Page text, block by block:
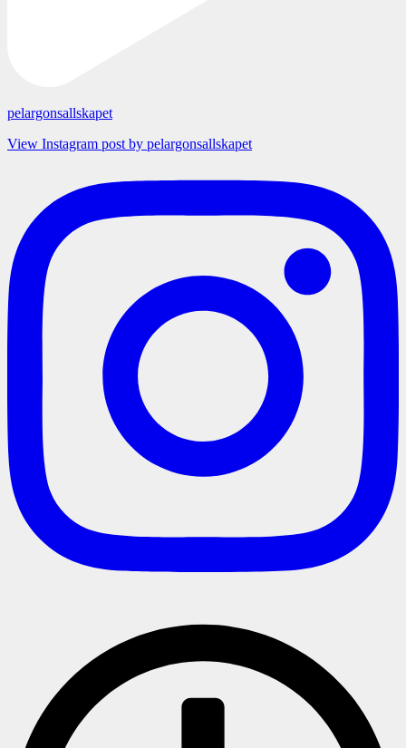
pelargonsallskapet
View Instagram post by pelargonsallskapet